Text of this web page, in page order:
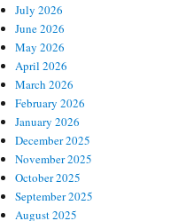
July 2026
June 2026
May 2026
April 2026
March 2026
February 2026
January 2026
December 2025
November 2025
October 2025
September 2025
August 2025